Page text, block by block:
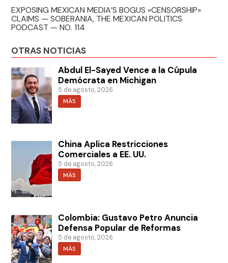
EXPOSING MEXICAN MEDIA’S BOGUS «CENSORSHIP»
CLAIMS — SOBERANIA, THE MEXICAN POLITICS
PODCAST — NO. 114
OTRAS NOTICIAS
Abdul El-Sayed Vence a la Cúpula
Demócrata en Michigan
5 de agosto, 2026
MÁS
China Aplica Restricciones
Comerciales a EE. UU.
5 de agosto, 2026
MÁS
Colombia: Gustavo Petro Anuncia
Defensa Popular de Reformas
5 de agosto, 2026
MÁS